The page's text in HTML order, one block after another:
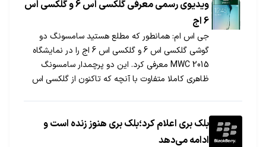
ویدیوی رسمی معرفی گلکسی اس 6 و گلکسی اس
6 اج
جی اس ام: همانطور که مطلع هستید سامسونگ دو
گوشی گلکسی اس 6 و گلکسی اس 6 اج را در نمایشگاه
MWC 2015 معرفی کرد. این دو پرچمدار سامسونگ
ظاهری کاملا متفاوت با آنچه که تاکنون از گلکسی اس
مشخصات جدید این محصولات را به طور کامل پر رنگ
نشان می دهند. امروز سامسونگ ویدیوی رسمی معرفی
بلک بری اعلام کرد؛بلک بری هنوز زنده است و
ادامه می‌دهد